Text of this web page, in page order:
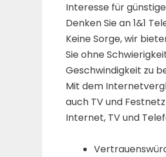
Interesse für
Denken Sie an 1&1
Keine Sorge, wir
Sie ohne
Geschwindigkeit zu
Mit dem
auch TV und
Internet, TV und